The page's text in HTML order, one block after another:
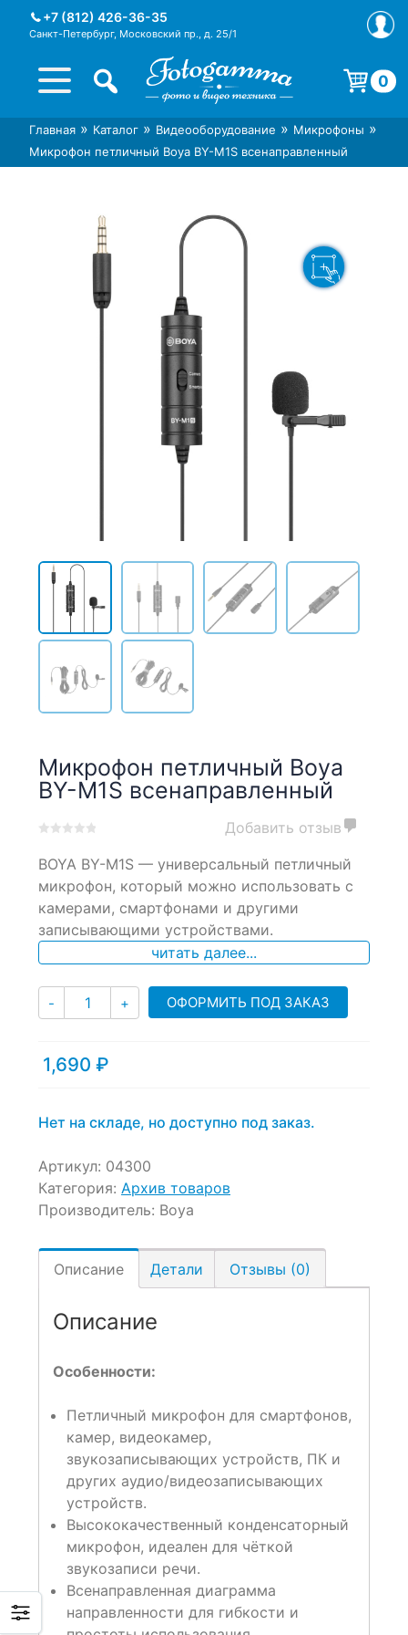
+7 (812) 426-36-35
Санкт-Петербург, Московский пр., д. 25/1
Интернет-магазин фототехники
Foto-Gamma в СПб
Магазин фотоаксессуаров foto-
gamma.ru
0
Корзина пуста.
Главная » Каталог » Видеооборудование » Микрофоны »
Микрофон петличный Boya BY-M1S всенаправленный
Микрофон петличный Boya
BY-M1S всенаправленный
out
based
on
customer
ratings
Добавить отзыв
BOYA BY-M1S — универсальный петличный
микрофон, который можно использовать с
камерами, смартфонами и другими
записывающими устройствами.
читать далее...
- Количество
+ ОФОРМИТЬ ПОД ЗАКАЗ
1,690 ₽
Нет на складе, но доступно под заказ.
Артикул: 04300
Категория: Архив товаров
Производитель: Boya
Описание Детали Отзывы (0)
Описание
Особенности:
Петличный микрофон для смартфонов,
камер, видеокамер,
звукозаписывающих устройств, ПК и
других аудио/видеозаписывающих
устройств.
Высококачественный конденсаторный
микрофон, идеален для чёткой
звукозаписи речи.
Всенаправленная диаграмма
направленности для гибкости и